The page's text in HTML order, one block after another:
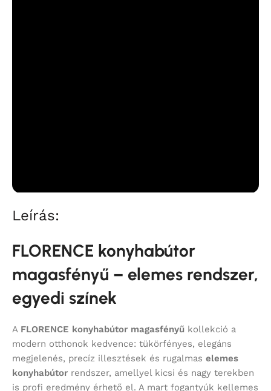
Leírás:
FLORENCE konyhabútor
magasfényű – elemes rendszer,
egyedi színek
A FLORENCE konyhabútor magasfényű kollekció a
modern otthonok kedvence: tükörfényes, elegáns
megjelenés, precíz illesztések és rugalmas elemes
konyhabútor rendszer, amellyel kicsi és nagy terekben
is profi eredmény érhető el. A mart fogantyúk kellemes